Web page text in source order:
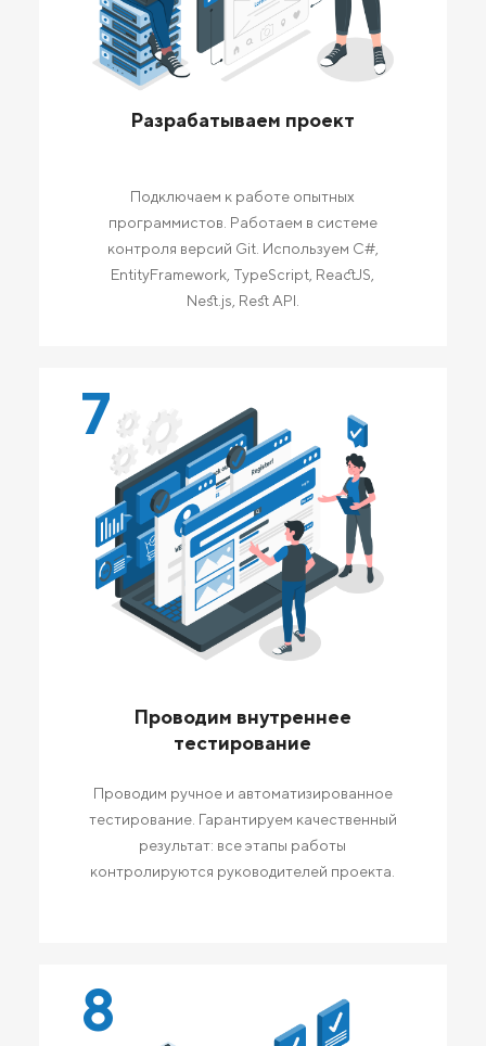
Разрабатываем проект
Подключаем к работе опытных
программистов. Работаем в системе
контроля версий Git. Используем C#,
EntityFramework, TypeScript, ReactJS,
Nest.js, Rest API.
7
Проводим внутреннее
тестирование
Проводим ручное и автоматизированное
тестирование. Гарантируем качественный
результат: все этапы работы
контролируются руководителей проекта.
8